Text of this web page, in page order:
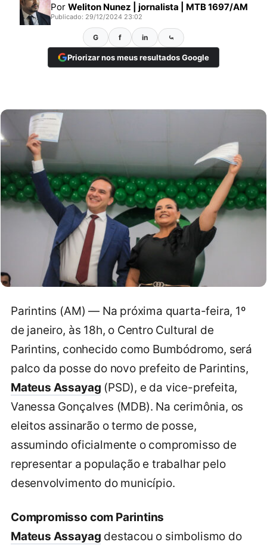
Por Weliton Nunez | jornalista | MTB 1697/AM
Publicado: 29/12/2024 23:02
G f in ⤿
Priorizar nos meus resultados Google
Parintins (AM) — Na próxima quarta-feira, 1º
de janeiro, às 18h, o Centro Cultural de
Parintins, conhecido como Bumbódromo, será
palco da posse do novo prefeito de Parintins,
Mateus Assayag (PSD), e da vice-prefeita,
Vanessa Gonçalves (MDB). Na cerimônia, os
eleitos assinarão o termo de posse,
assumindo oficialmente o compromisso de
representar a população e trabalhar pelo
desenvolvimento do município.
Compromisso com Parintins
Mateus Assayag destacou o simbolismo do